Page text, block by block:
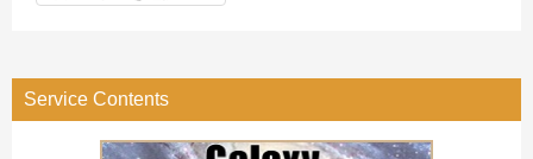
リ
ー
Service Contents